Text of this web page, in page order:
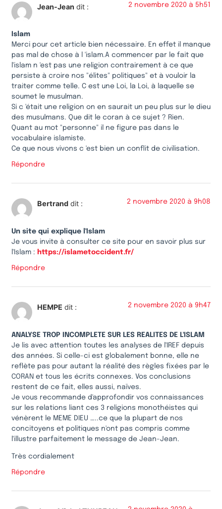
Jean-Jean dit : 2 novembre 2020 à 5h51
Islam
Merci pour cet article bien nécessaire. En effet il manque
pas mal de chose à l 'islam.A commencer par le fait que
l'islam n 'est pas une religion contrairement à ce que
persiste à croire nos "élites" politiques" et à vouloir la
traiter comme telle. C est une Loi, la Loi, à laquelle se
soumet le musulman.
Si c 'était une religion on en saurait un peu plus sur le dieu
des musulmans. Que dit le coran à ce sujet ? Rien.
Quant au mot "personne" il ne figure pas dans le
vocabulaire islamiste.
Ce que nous vivons c 'est bien un conflit de civilisation.
Répondre
Bertrand dit : 2 novembre 2020 à 9h08
Un site qui explique l'Islam
Je vous invite à consulter ce site pour en savoir plus sur
l'Islam : https://islametoccident.fr/
Répondre
HEMPE dit : 2 novembre 2020 à 9h47
ANALYSE TROP INCOMPLETE SUR LES REALITES DE L'ISLAM
Je lis avec attention toutes les analyses de l'IREF depuis
des années. Si celle-ci est globalement bonne, elle ne
reflète pas pour autant la réalité des règles fixées par le
CORAN et tous les écrits connexes. Vos conclusions
restent de ce fait, elles aussi, naïves.
Je vous recommande d'approfondir vos connaissances
sur les relations liant ces 3 religions monothéistes qui
vénèrent le MEME DIEU …..ce que la plupart de nos
concitoyens et politiques n'ont pas compris comme
l'illustre parfaitement le message de Jean-Jean.
Très cordialement
Répondre